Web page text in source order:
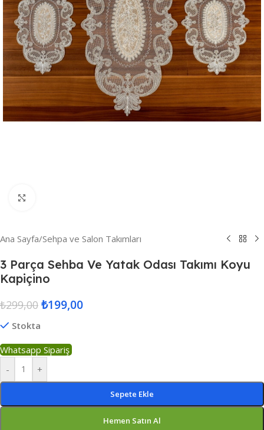
Ana Sayfa/Sehpa ve Salon Takımları
3 Parça Sehba Ve Yatak Odası Takımı Koyu
Kapiçino
₺299,00 ₺199,00
Stokta
Whatsapp Sipariş
-
+
Sepete Ekle
Hemen Satın Al